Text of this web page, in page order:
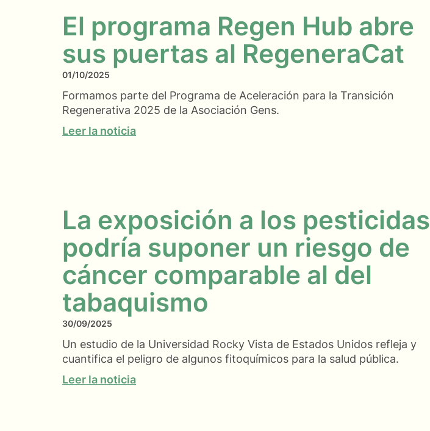
El programa Regen Hub abre
sus puertas al RegeneraCat
01/10/2025
Formamos parte del Programa de Aceleración para la Transición
Regenerativa 2025 de la Asociación Gens.
Leer la noticia
La exposición a los pesticidas
podría suponer un riesgo de
cáncer comparable al del
tabaquismo
30/09/2025
Un estudio de la Universidad Rocky Vista de Estados Unidos refleja y
cuantifica el peligro de algunos fitoquímicos para la salud pública.
Leer la noticia